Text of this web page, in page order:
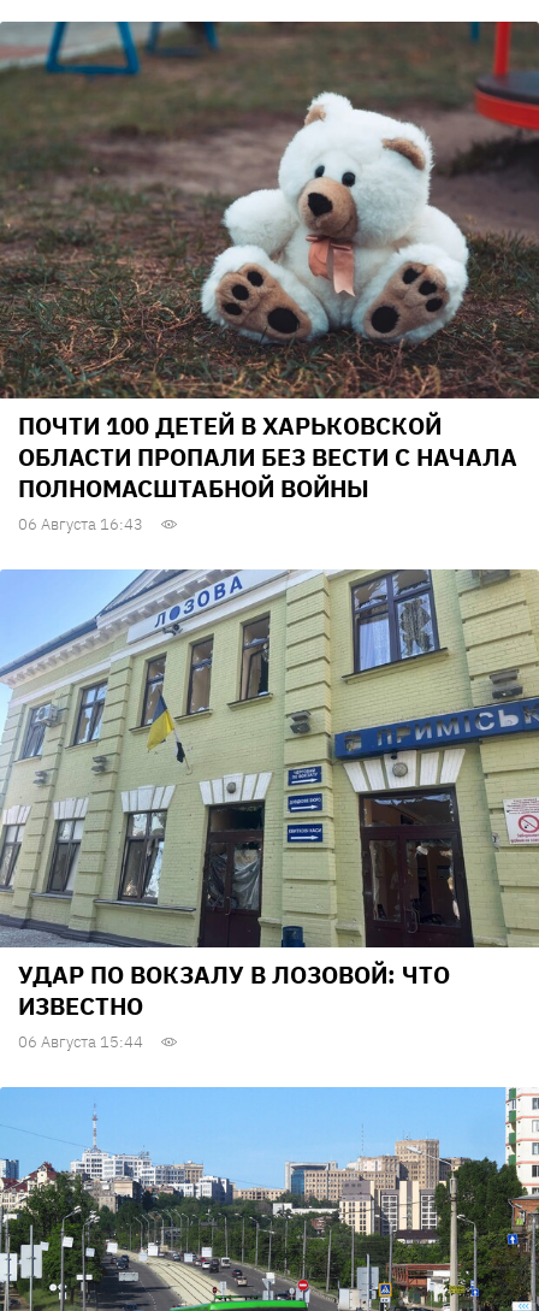
ПОЧТИ 100 ДЕТЕЙ В ХАРЬКОВСКОЙ
ОБЛАСТИ ПРОПАЛИ БЕЗ ВЕСТИ С НАЧАЛА
ПОЛНОМАСШТАБНОЙ ВОЙНЫ
06 Августа 16:43
УДАР ПО ВОКЗАЛУ В ЛОЗОВОЙ: ЧТО
ИЗВЕСТНО
06 Августа 15:44